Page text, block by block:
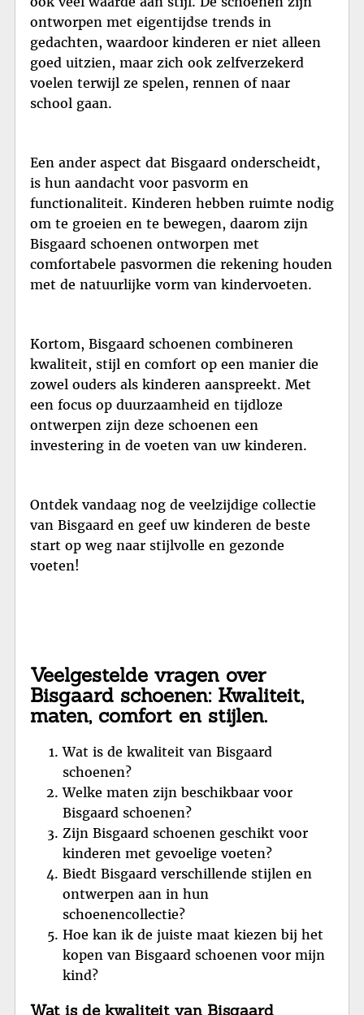
ontworpen met eigentijdse trends in
gedachten, waardoor kinderen er niet alleen
goed uitzien, maar zich ook zelfverzekerd
voelen terwijl ze spelen, rennen of naar
school gaan.
Een ander aspect dat Bisgaard onderscheidt,
is hun aandacht voor pasvorm en
functionaliteit. Kinderen hebben ruimte nodig
om te groeien en te bewegen, daarom zijn
Bisgaard schoenen ontworpen met
comfortabele pasvormen die rekening houden
met de natuurlijke vorm van kindervoeten.
Kortom, Bisgaard schoenen combineren
kwaliteit, stijl en comfort op een manier die
zowel ouders als kinderen aanspreekt. Met
een focus op duurzaamheid en tijdloze
ontwerpen zijn deze schoenen een
investering in de voeten van uw kinderen.
Ontdek vandaag nog de veelzijdige collectie
van Bisgaard en geef uw kinderen de beste
start op weg naar stijlvolle en gezonde
voeten!
Veelgestelde vragen over
Bisgaard schoenen: Kwaliteit,
maten, comfort en stijlen.
Wat is de kwaliteit van Bisgaard
schoenen?
Welke maten zijn beschikbaar voor
Bisgaard schoenen?
Zijn Bisgaard schoenen geschikt voor
kinderen met gevoelige voeten?
Biedt Bisgaard verschillende stijlen en
ontwerpen aan in hun
schoenencollectie?
Hoe kan ik de juiste maat kiezen bij het
kopen van Bisgaard schoenen voor mijn
kind?
Wat is de kwaliteit van Bisgaard